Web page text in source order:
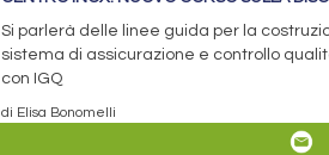
Si parlerà delle linee guida per la
sistema di assicurazione e controllo
con IGQ
di Elisa Bonomelli